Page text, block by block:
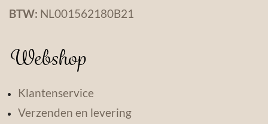
BTW: NL001562180B21
Webshop
Klantenservice
Verzenden en levering